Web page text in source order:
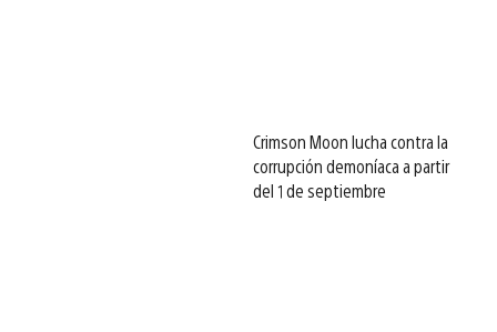
Crimson Moon lucha contra la
corrupción demoníaca a partir
del 1 de septiembre